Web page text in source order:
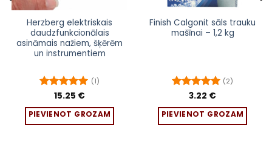
Herzberg elektriskais
daudzfunkcionālais
asināmais nažiem, šķērēm
un instrumentiem
Novērtēts
(1)
15.25 €
PIEVIENOT GROZAM
Finish Calgonit sāls trauku
mašīnai – 1,2 kg
Novērtēts
(2)
3.22 €
PIEVIENOT GROZAM